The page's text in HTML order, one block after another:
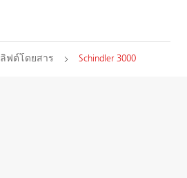
ลิฟต์โดยสาร Schindler 3000